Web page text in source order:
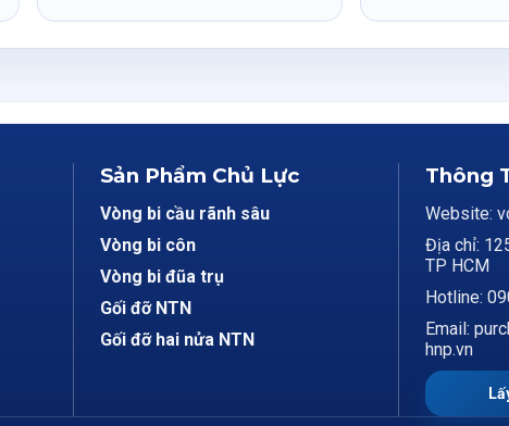
Sản Phẩm Chủ Lực
Vòng bi cầu rãnh sâu
Vòng bi côn
Vòng bi đũa trụ
Gối đỡ NTN
Gối đỡ hai nửa NTN
Thông
Website:
Địa chỉ:
TP HCM
Hotline:
Email:
hnp.vn